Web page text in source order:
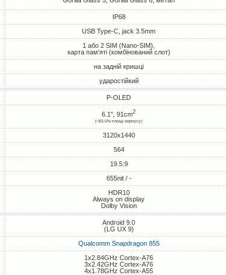
IP68
USB Type-C, jack 3.5mm
1 або 2 SIM (Nano-SIM),
карта пам'яті (комбінований слот)
на задній кришці
ударостійкий
P-OLED
6.1", 91cm2
(~83.5% площі корпусу)
3120x1440
564
19.5:9
655nit / -
HDR10
Always on display
Dolby Vision
Android 9.0
(LG UX 9)
Qualcomm Snapdragon 855
1x2.84GHz Cortex-A76
3x2.42GHz Cortex-A76
4x1.78GHz Cortex-A55